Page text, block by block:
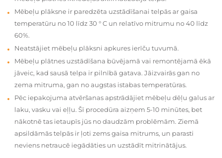
Mēbeļu plāksne ir paredzēta uzstādīšanai telpās ar gaisa
temperatūru no 10 līdz 30 ° C un relatīvo mitrumu no 40 līdz
60%.
Neatstājiet mēbeļu plāksni apkures ierīču tuvumā.
Mēbeļu plātnes uzstādīšana būvējamā vai remontējamā ēkā
jāveic, kad sausā telpa ir pilnībā gatava. Jāizvairās gan no
zema mitruma, gan no augstas istabas temperatūras.
Pēc iepakojuma atvēršanas apstrādājiet mēbeļu dēļu galus ar
laku, vasku vai eļļu. Šī procedūra aizņem 5-10 minūtes, bet
nākotnē tas ietaupīs jūs no daudzām problēmām. Ziemā
apsildāmās telpās ir ļoti zems gaisa mitrums, un parasti
neviens netraucē iegādāties un uzstādīt mitrinātājus.